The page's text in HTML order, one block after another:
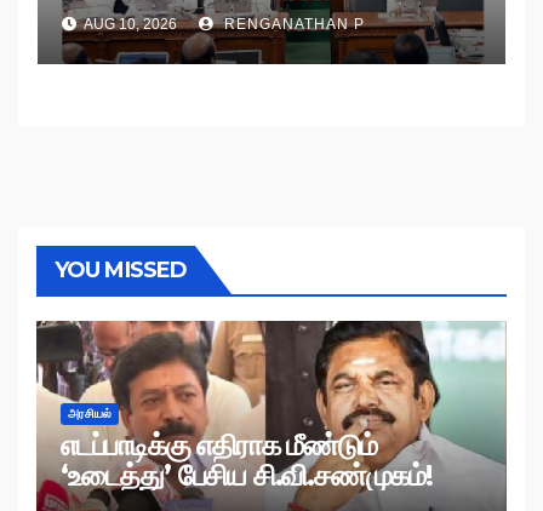
AUG 10, 2026 RENGANATHAN P
YOU MISSED
அரசியல்
எடப்பாடிக்கு எதிராக மீண்டும்
‘உடைத்து’ பேசிய சி.வி.சண்முகம்!